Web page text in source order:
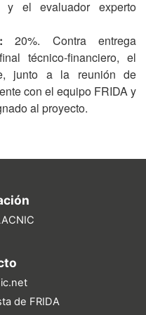
el evaluador experto
20%. Contra entrega
técnico-financiero, el
junto a la reunión de
con el equipo FRIDA y
al proyecto.
de FRIDA